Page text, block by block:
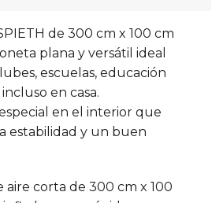
de 300 cm x 100 cm
plana y versátil ideal
escuelas, educación
en casa.
en el interior que
estabilidad y un buen
aire corta de 300 cm x 100